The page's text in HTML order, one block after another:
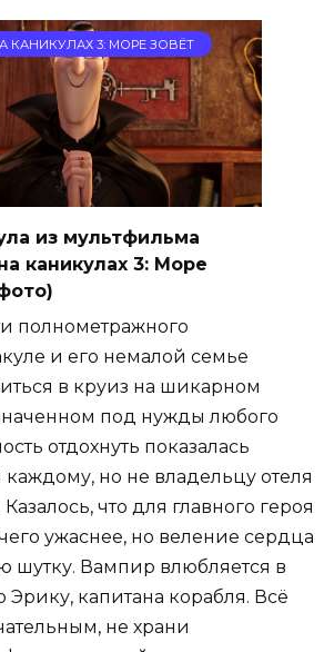
КАНИКУЛАХ 3: МОРЕ ЗОВЁТ
из мультфильма
каникулах 3: Море
полнометражного
и его немалой семье
в круиз на шикарном
под нужды любого
отдохнуть показалась
но не владельцу отеля
что для главного героя
ужаснее, но веление сердца
шутку. Вампир влюбляется в
капитана корабля. Всё
не храни